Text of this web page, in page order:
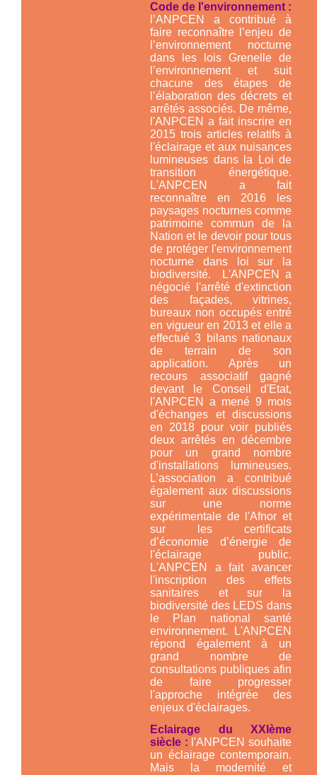
Code de l'environnement :
l’ANPCEN a contribué à
faire reconnaître l’enjeu de
l’environnement nocturne
dans les lois Grenelle de
l’environnement et suit
chacune des étapes de
l’élaboration des décrets et
arrêtés associés. De même,
l'ANPCEN a fait inscrire en
2015 trois articles relatifs à
l'éclairage et aux nuisances
lumineuses dans la Loi de
transition énergétique.
L'ANPCEN a fait
reconnaître en 2016 les
paysages nocturnes comme
patrimoine commun de la
Nation et le devoir pour tous
de protéger l'environnement
nocturne dans loi sur la
biodiversité.
L'ANPCEN a
négocié l'arrêté d'extinction
des façades, vitrines,
bureaux non occupés entré
en vigueur en 2013 et elle a
effectué 3 bilans nationaux
de terrain de son
application. Après un
recours associatif gagné
devant le Conseil d'Etat,
l'ANPCEN a mené 9 mois
d'échanges et discussions
en 2018 pour voir publiés
deux arrêtés en décembre
pour un grand nombre
d'installations lumineuses.
L’association a contribué
également aux discussions
sur une norme
expérimentale de l'Afnor et
sur les certificats
d’économie d’énergie de
l'éclairage public.
L'ANPCEN a fait avancer
l'inscription des effets
sanitaires et sur la
biodiversité des LEDS dans
le Plan national santé
environnement. L'ANPCEN
répond également à un
grand nombre de
consultations publiques afin
de faire progresser
l'approche intégrée des
enjeux d'éclairages.
Eclairage du XXIème
siècle : l'ANPCEN souhaite
un éclairage contemporain.
Mais la modernité et